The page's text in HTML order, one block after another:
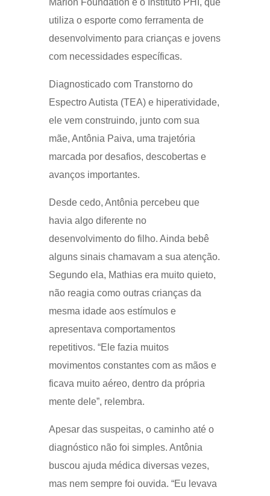
Marion Foundation e o Instituto PHI, que
utiliza o esporte como ferramenta de
desenvolvimento para crianças e jovens
com necessidades específicas.
Diagnosticado com Transtorno do
Espectro Autista (TEA) e hiperatividade,
ele vem construindo, junto com sua
mãe, Antônia Paiva, uma trajetória
marcada por desafios, descobertas e
avanços importantes.
Desde cedo, Antônia percebeu que
havia algo diferente no
desenvolvimento do filho. Ainda bebê
alguns sinais chamavam a sua atenção.
Segundo ela, Mathias era muito quieto,
não reagia como outras crianças da
mesma idade aos estímulos e
apresentava comportamentos
repetitivos. “Ele fazia muitos
movimentos constantes com as mãos e
ficava muito aéreo, dentro da própria
mente dele”, relembra.
Apesar das suspeitas, o caminho até o
diagnóstico não foi simples. Antônia
buscou ajuda médica diversas vezes,
mas nem sempre foi ouvida. “Eu levava